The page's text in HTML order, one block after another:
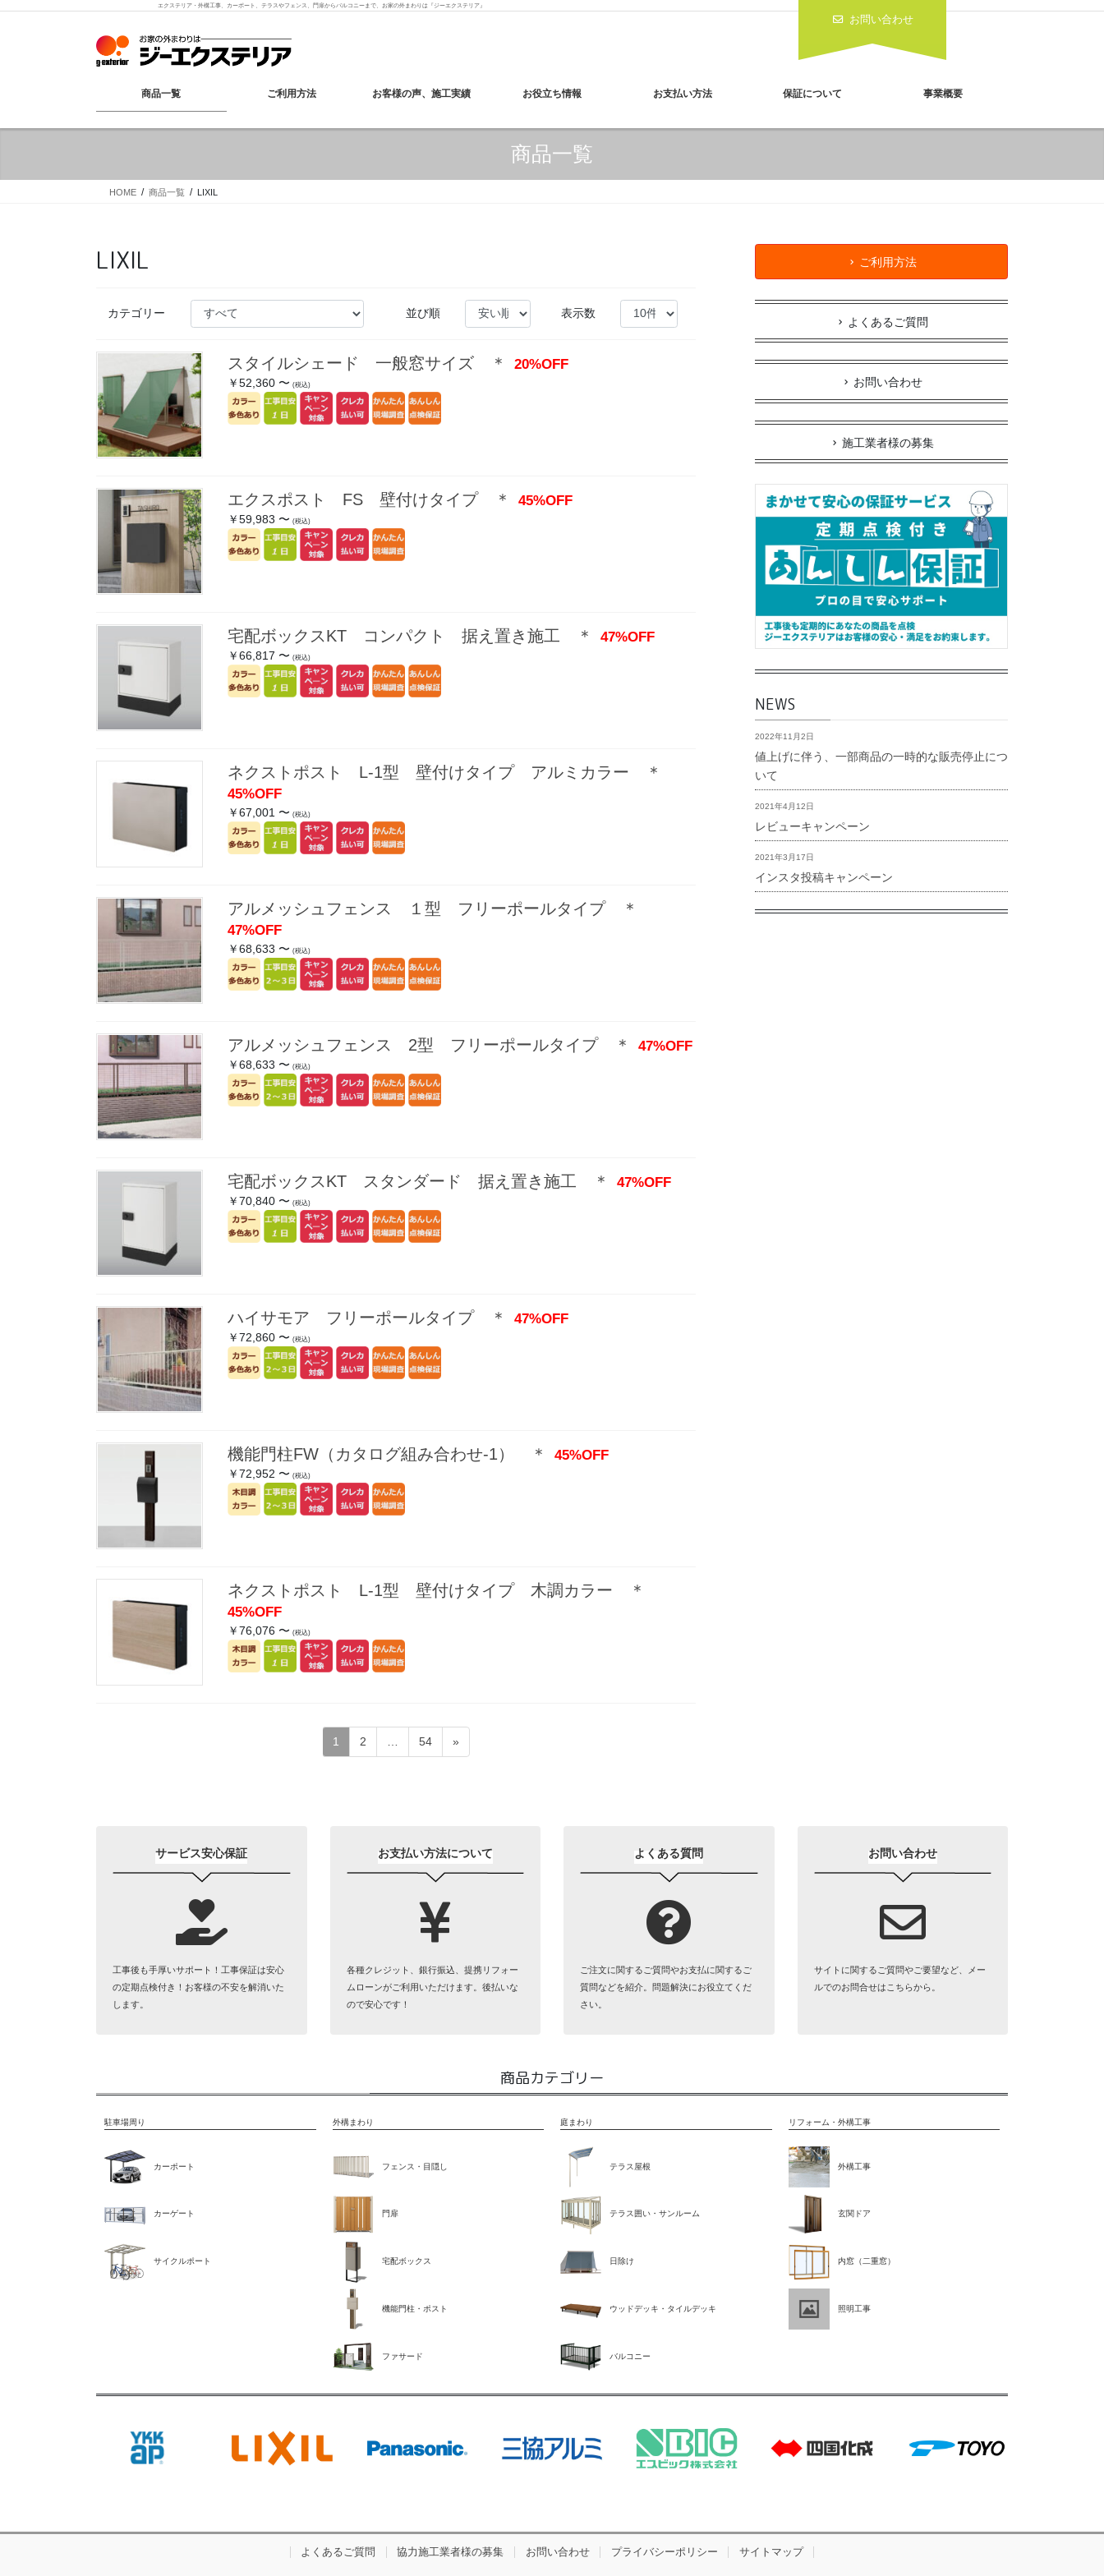
キ
に
エクステリア・外構工事、カーポート、テラスやフェンス、門扉からバルコニーまで、お家の外まわりは『ジーエクステリア』
お問い合わせ
商品一覧 ご利用方法 お客様の声、施工実績 お役立ち情報 お支払い方法 保証について 事業概要
商品一覧
HOME 商品一覧 LIXIL
LIXIL
カテゴリー 並び順 表示数
スタイルシェード 一般窓サイズ ＊ 20%OFF
￥52,360 〜 (税込)
エクスポスト FS 壁付けタイプ ＊ 45%OFF
￥59,983 〜 (税込)
宅配ボックスKT コンパクト 据え置き施工 ＊ 47%OFF
￥66,817 〜 (税込)
ネクストポスト L-1型 壁付けタイプ アルミカラー ＊
45%OFF
￥67,001 〜 (税込)
アルメッシュフェンス １型 フリーポールタイプ ＊
47%OFF
￥68,633 〜 (税込)
アルメッシュフェンス 2型 フリーポールタイプ ＊ 47%OFF
￥68,633 〜 (税込)
宅配ボックスKT スタンダード 据え置き施工 ＊ 47%OFF
￥70,840 〜 (税込)
ハイサモア フリーポールタイプ ＊ 47%OFF
￥72,860 〜 (税込)
機能門柱FW（カタログ組み合わせ-1） ＊ 45%OFF
￥72,952 〜 (税込)
ネクストポスト L-1型 壁付けタイプ 木調カラー ＊
45%OFF
￥76,076 〜 (税込)
送
固
定
1
固
定
2
固
定
54 »
ご利用方法
よくあるご質問
お問い合わせ
施工業者様の募集
NEWS
値上げに伴う、一部商品の一時的な販売停止につ
いて
2022年11月2日
レビューキャンペーン
2021年4月12日
インスタ投稿キャンペーン
2021年3月17日
サービス安心保証
工事後も手厚いサポート！工事保証は安心
の定期点検付き！お客様の不安を解消いた
します。
お支払い方法について
各種クレジット、銀行振込、提携リフォー
ムローンがご利用いただけます。後払いな
ので安心です！
よくある質問
ご注文に関するご質問やお支払に関するご
質問などを紹介。問題解決にお役立てくだ
さい。
お問い合わせ
サイトに関するご質問やご要望など、メー
ルでのお問合せはこちらから。
商品カテゴリー
駐車場周り
カーポート
カーゲート
サイクルポート
外構まわり
フェンス・目隠し
門扉
宅配ボックス
機能門柱・ポスト
ファサード
庭まわり
テラス屋根
テラス囲い・サンルーム
日除け
ウッドデッキ・タイルデッキ
バルコニー
リフォーム・外構工事
外構工事
玄関ドア
内窓（二重窓）
照明工事
よくあるご質問 協力施工業者様の募集 お問い合わせ プライバシーポリシー サイトマップ